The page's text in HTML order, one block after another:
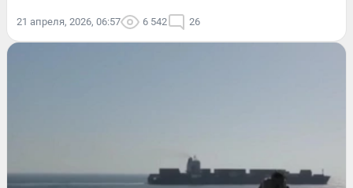
21 апреля, 2026, 06:57 6 542 26